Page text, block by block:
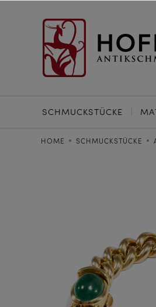
SCHMUCKSTÜCKE
HOME SCHMUCKSTÜCKE